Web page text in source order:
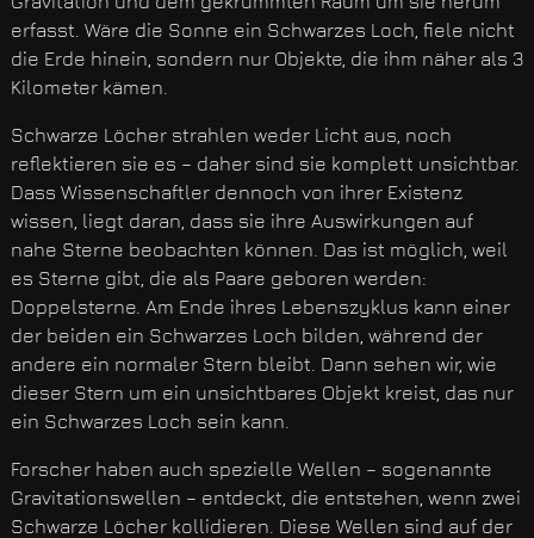
erfasst. Wäre die Sonne ein Schwarzes Loch, fiele nicht
die Erde hinein, sondern nur Objekte, die ihm näher als 3
Kilometer kämen.
Schwarze Löcher strahlen weder Licht aus, noch
reflektieren sie es – daher sind sie komplett unsichtbar.
Dass Wissenschaftler dennoch von ihrer Existenz
wissen, liegt daran, dass sie ihre Auswirkungen auf
nahe Sterne beobachten können. Das ist möglich, weil
es Sterne gibt, die als Paare geboren werden:
Doppelsterne. Am Ende ihres Lebenszyklus kann einer
der beiden ein Schwarzes Loch bilden, während der
andere ein normaler Stern bleibt. Dann sehen wir, wie
dieser Stern um ein unsichtbares Objekt kreist, das nur
ein Schwarzes Loch sein kann.
Forscher haben auch spezielle Wellen – sogenannte
Gravitationswellen – entdeckt, die entstehen, wenn zwei
Schwarze Löcher kollidieren. Diese Wellen sind auf der